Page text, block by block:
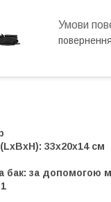
33х20х14 см
бак: за допомогою